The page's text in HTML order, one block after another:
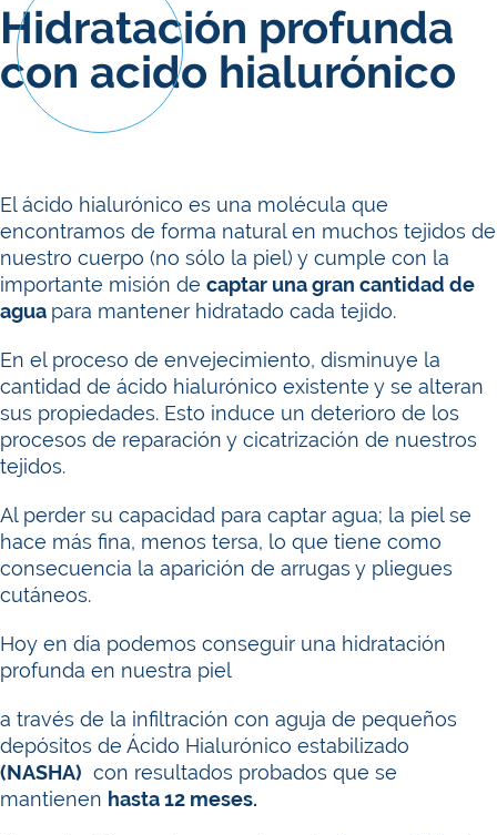
Hidratación profunda
con acido hialurónico
El ácido hialurónico es una molécula que
encontramos de forma natural en muchos tejidos de
nuestro cuerpo (no sólo la piel) y cumple con la
importante misión de captar una gran cantidad de
agua para mantener hidratado cada tejido.
En el proceso de envejecimiento, disminuye la
cantidad de ácido hialurónico existente y se alteran
sus propiedades. Esto induce un deterioro de los
procesos de reparación y cicatrización de nuestros
tejidos.
Al perder su capacidad para captar agua; la piel se
hace más fina, menos tersa, lo que tiene como
consecuencia la aparición de arrugas y pliegues
cutáneos.
Hoy en día podemos conseguir una hidratación
profunda en nuestra piel
a través de la infiltración con aguja de pequeños
depósitos de Ácido Hialurónico estabilizado
(NASHA) con resultados probados que se
mantienen hasta 12 meses.